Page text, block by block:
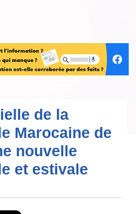
de la
Marocaine de
nouvelle
et estivale